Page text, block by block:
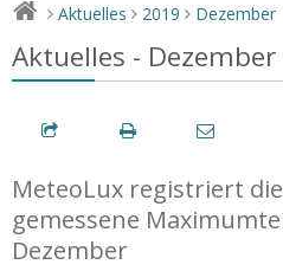
> Aktuelles > 2019 > Dezember
Aktuelles - Dezember
MeteoLux registriert
gemessene
Dezember